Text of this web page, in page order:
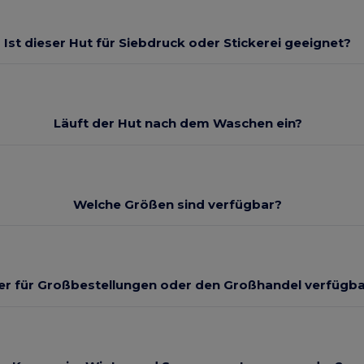
Ist dieser Hut für Siebdruck oder Stickerei geeignet?
Läuft der Hut nach dem Waschen ein?
Welche Größen sind verfügbar?
für Großbestellungen oder den Großhandel